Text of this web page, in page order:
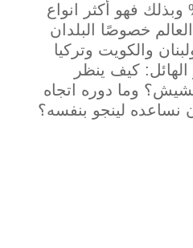
بنسبة 5% وبذلك فهو أكثر انواع
خصوصًا البلدان
والكويت وتركيا
كيف ينظر
وما دوره اتجاه
نساعده لينجو بنفسه؟